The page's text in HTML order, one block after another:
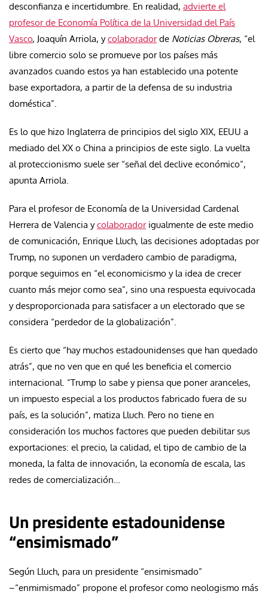
desconfianza e incertidumbre. En realidad, advierte el
profesor de Economía Política de la Universidad del País
Vasco, Joaquín Arriola, ycolaboradorde Noticias Obreras, “el
libre comercio solo se promueve por los países más
avanzados cuando estos ya han establecido una potente
base exportadora, a partir de la defensa de su industria
doméstica”.
Es lo que hizo Inglaterra de principios del siglo XIX, EEUU a
mediado del XX o China a principios de este siglo. La vuelta
al proteccionismo suele ser “señal del declive económico”,
apunta Arriola.
Para el profesor de Economía de la Universidad Cardenal
Herrera de Valencia ycolaboradorigualmente de este medio
de comunicación, Enrique Lluch, las decisiones adoptadas por
Trump, no suponen un verdadero cambio de paradigma,
porque seguimos en “el economicismo y la idea de crecer
cuanto más mejor como sea”, sino una respuesta equivocada
y desproporcionada para satisfacer a un electorado que se
considera “perdedor de la globalización”.
Es cierto que “hay muchos estadounidenses que han quedado
atrás”, que no ven que en qué les beneficia el comercio
internacional. “Trump lo sabe y piensa que poner aranceles,
un impuesto especial a los productos fabricado fuera de su
país, es la solución”, matiza Lluch. Pero no tiene en
consideración los muchos factores que pueden debilitar sus
exportaciones: el precio, la calidad, el tipo de cambio de la
moneda, la falta de innovación, la economía de escala, las
redes de comercialización…
Un presidente estadounidense
“ensimismado”
Según Lluch, para un presidente “ensimismado”
–“enmimismado” propone el profesor como neologismo más